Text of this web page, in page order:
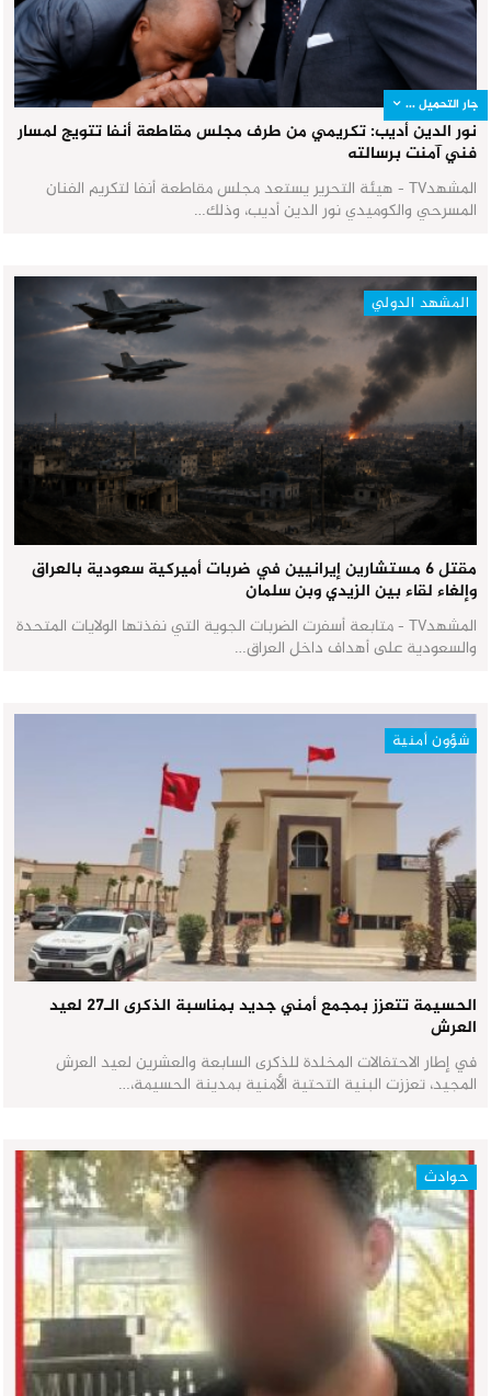
نور الدين أديب: تكريمي من طرف مجلس مقاطعة أنفا تتويج لمسار
فني آمنت برسالته
المشهدTV - هيئة التحرير يستعد مجلس مقاطعة أنفا لتكريم الفنان
المسرحي والكوميدي نور الدين أديب، وذلك…
المشهد الدولي
مقتل 6 مستشارين إيرانيين في ضربات أميركية سعودية بالعراق
وإلغاء لقاء بين الزيدي وبن سلمان
المشهدTV - متابعة أسفرت الضربات الجوية التي نفذتها الولايات المتحدة
والسعودية على أهداف داخل العراق…
شؤون أمنية
الحسيمة تتعزز بمجمع أمني جديد بمناسبة الذكرى الـ27 لعيد
العرش
في إطار الاحتفالات المخلدة للذكرى السابعة والعشرين لعيد العرش
المجيد، تعززت البنية التحتية الأمنية بمدينة الحسيمة،…
حوادث
جار التحميل ...